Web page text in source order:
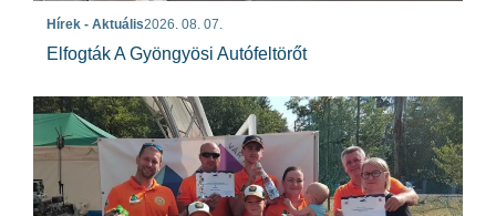
Hírek - Aktuális2026. 08. 07.
Elfogták A Gyöngyösi Autófeltörőt